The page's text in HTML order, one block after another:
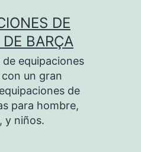
DE
BARÇA
equipaciones
un gran
de
para hombre,
y niños.